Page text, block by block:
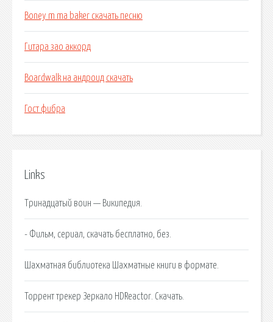
Boney m ma baker скачать песню
Гитара зао аккорд
Boardwalk на андроид скачать
Гост фибра
Links
Тринадцатый воин — Википедия.
- Фильм, сериал, скачать бесплатно, без.
Шахматная библиотека Шахматные книги в формате.
Торрент трекер Зеркало HDReactor. Скачать.